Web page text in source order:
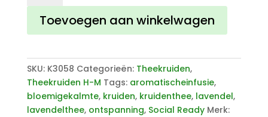
Toevoegen aan winkelwagen
SKU: K3058 Categorieën: Theekruiden,
Theekruiden H-M Tags: aromatischeinfusie,
bloemigekalmte, kruiden, kruidenthee, lavendel,
lavendelthee, ontspanning, Social Ready Merk: